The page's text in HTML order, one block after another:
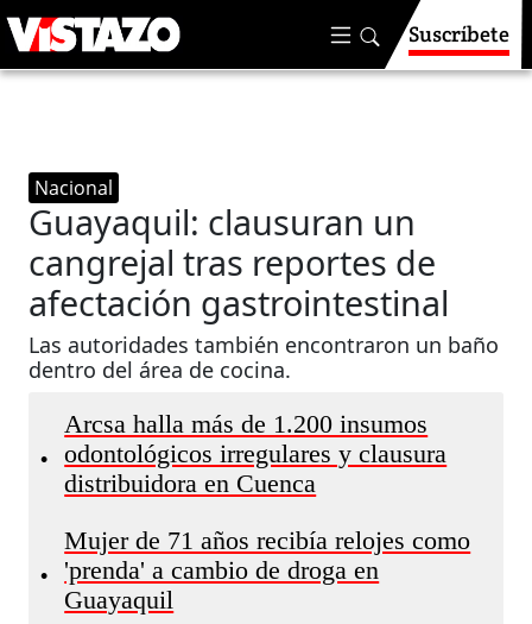
Suscríbete
Nacional
Guayaquil: clausuran un
cangrejal tras reportes de
afectación gastrointestinal
Las autoridades también encontraron un baño
dentro del área de cocina.
•
Arcsa halla más de 1.200 insumos
odontológicos irregulares y clausura
distribuidora en Cuenca
•
Mujer de 71 años recibía relojes como
'prenda' a cambio de droga en
Guayaquil